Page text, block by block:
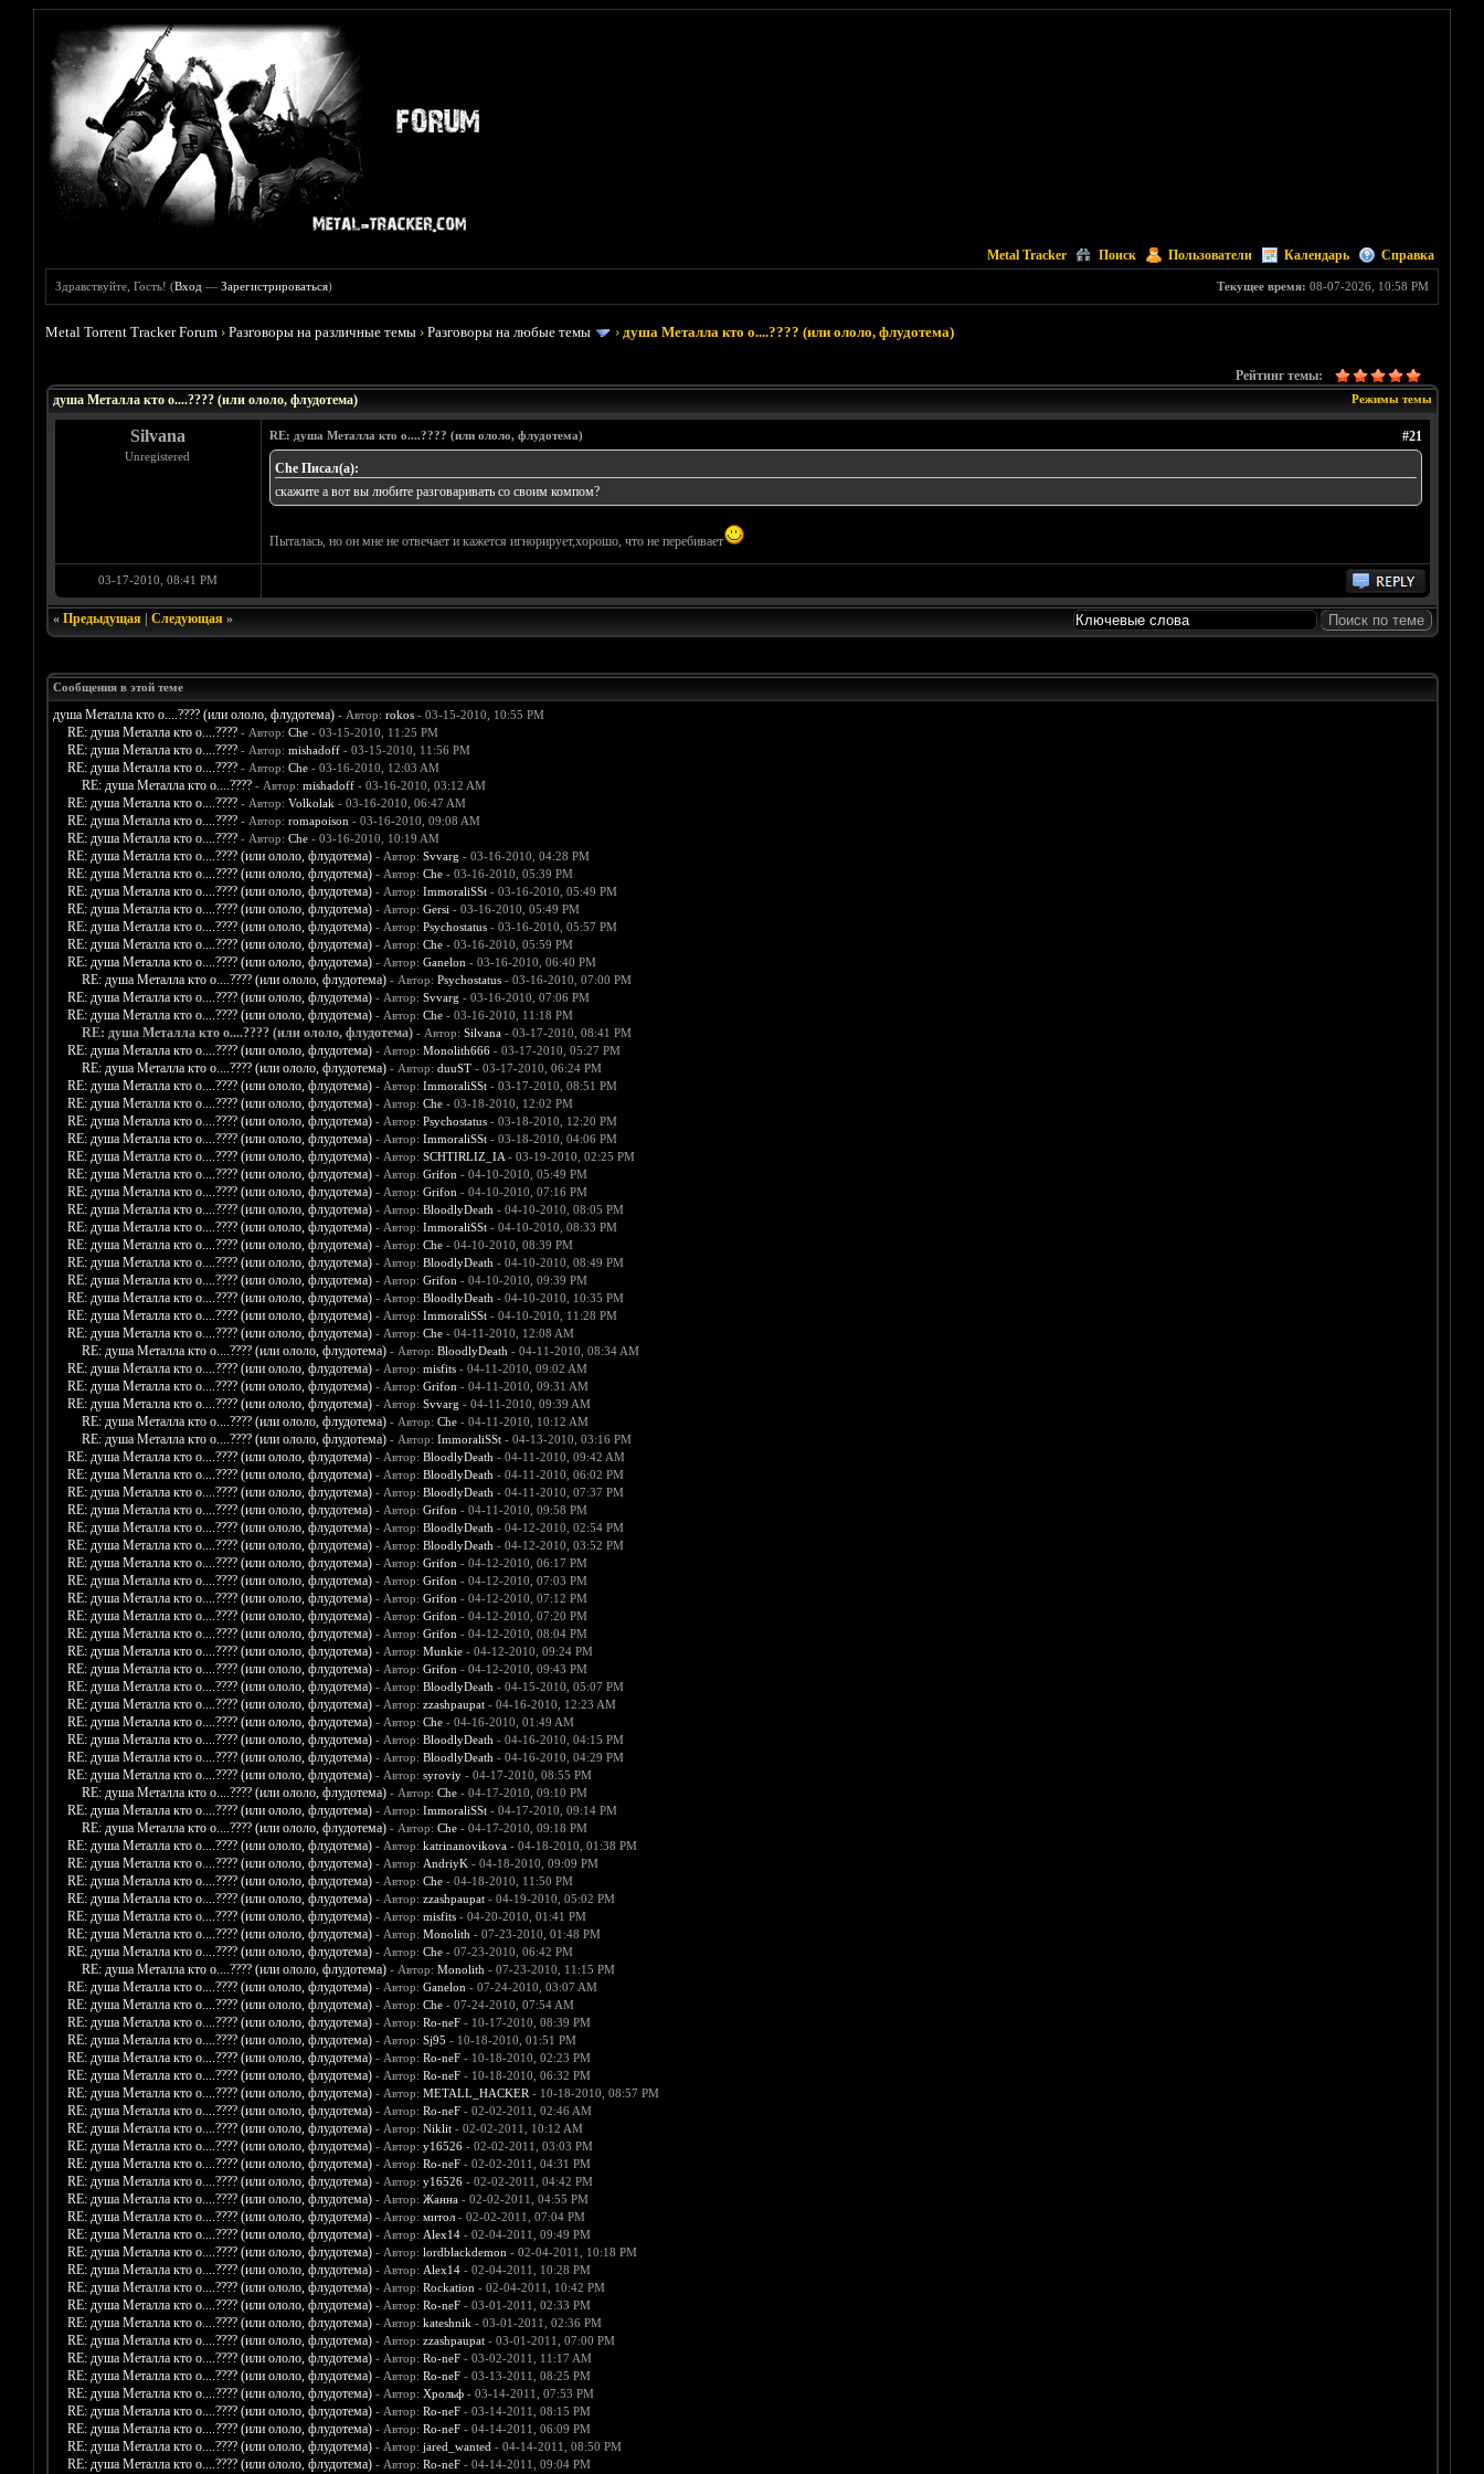
Metal Tracker Поиск Пользователи Календарь Справка
Текущее время: 08-07-2026, 10:58 PM
Здравствуйте, Гость! (Вход —Зарегистрироваться)
Metal Torrent Tracker Forum ›Разговоры на различные темы ›Разговоры на любые темы ›душа Металла кто о....???? (или ололо, флудотема)
Рейтинг темы:
Режимы темы
душа Металла кто о....???? (или ололо, флудотема)
Silvana
Unregistered
#21
RE: душа Металла кто о....???? (или ололо, флудотема)
Che Писал(а):
скажите а вот вы любите разговаривать со своим компом?
Пыталась, но он мне не отвечает и кажется игнорирует,хорошо, что не перебивает
03-17-2010, 08:41 PM
« Предыдущая| Следующая»
Сообщения в этой теме
душа Металла кто о....???? (или ололо, флудотема) - Автор: rokos- 03-15-2010, 10:55 PM
RE: душа Металла кто о....???? - Автор: Che- 03-15-2010, 11:25 PM
RE: душа Металла кто о....???? - Автор: mishadoff- 03-15-2010, 11:56 PM
RE: душа Металла кто о....???? - Автор: Che- 03-16-2010, 12:03 AM
RE: душа Металла кто о....???? - Автор: mishadoff- 03-16-2010, 03:12 AM
RE: душа Металла кто о....???? - Автор: Volkolak - 03-16-2010, 06:47 AM
RE: душа Металла кто о....???? - Автор: romapoison - 03-16-2010, 09:08 AM
RE: душа Металла кто о....???? - Автор: Che- 03-16-2010, 10:19 AM
RE: душа Металла кто о....???? (или ололо, флудотема) - Автор: Svvarg - 03-16-2010, 04:28 PM
RE: душа Металла кто о....???? (или ололо, флудотема) - Автор: Che- 03-16-2010, 05:39 PM
RE: душа Металла кто о....???? (или ололо, флудотема) - Автор: ImmoraliSSt- 03-16-2010, 05:49 PM
RE: душа Металла кто о....???? (или ололо, флудотема) - Автор: Gersi - 03-16-2010, 05:49 PM
RE: душа Металла кто о....???? (или ололо, флудотема) - Автор: Psychostatus- 03-16-2010, 05:57 PM
RE: душа Металла кто о....???? (или ололо, флудотема) - Автор: Che- 03-16-2010, 05:59 PM
RE: душа Металла кто о....???? (или ололо, флудотема) - Автор: Ganelon - 03-16-2010, 06:40 PM
RE: душа Металла кто о....???? (или ололо, флудотема) - Автор: Psychostatus- 03-16-2010, 07:00 PM
RE: душа Металла кто о....???? (или ололо, флудотема) - Автор: Svvarg - 03-16-2010, 07:06 PM
RE: душа Металла кто о....???? (или ололо, флудотема) - Автор: Che- 03-16-2010, 11:18 PM
RE: душа Металла кто о....???? (или ололо, флудотема) - Автор: Silvana- 03-17-2010, 08:41 PM
RE: душа Металла кто о....???? (или ололо, флудотема) - Автор: Monolith666- 03-17-2010, 05:27 PM
RE: душа Металла кто о....???? (или ололо, флудотема) - Автор: duuST- 03-17-2010, 06:24 PM
RE: душа Металла кто о....???? (или ололо, флудотема) - Автор: ImmoraliSSt- 03-17-2010, 08:51 PM
RE: душа Металла кто о....???? (или ололо, флудотема) - Автор: Che- 03-18-2010, 12:02 PM
RE: душа Металла кто о....???? (или ололо, флудотема) - Автор: Psychostatus- 03-18-2010, 12:20 PM
RE: душа Металла кто о....???? (или ололо, флудотема) - Автор: ImmoraliSSt- 03-18-2010, 04:06 PM
RE: душа Металла кто о....???? (или ололо, флудотема) - Автор: SCHTIRLIZ_IA- 03-19-2010, 02:25 PM
RE: душа Металла кто о....???? (или ололо, флудотема) - Автор: Grifon - 04-10-2010, 05:49 PM
RE: душа Металла кто о....???? (или ололо, флудотема) - Автор: Grifon - 04-10-2010, 07:16 PM
RE: душа Металла кто о....???? (или ололо, флудотема) - Автор: BloodlyDeath - 04-10-2010, 08:05 PM
RE: душа Металла кто о....???? (или ололо, флудотема) - Автор: ImmoraliSSt- 04-10-2010, 08:33 PM
RE: душа Металла кто о....???? (или ололо, флудотема) - Автор: Che- 04-10-2010, 08:39 PM
RE: душа Металла кто о....???? (или ололо, флудотема) - Автор: BloodlyDeath - 04-10-2010, 08:49 PM
RE: душа Металла кто о....???? (или ололо, флудотема) - Автор: Grifon - 04-10-2010, 09:39 PM
RE: душа Металла кто о....???? (или ололо, флудотема) - Автор: BloodlyDeath - 04-10-2010, 10:35 PM
RE: душа Металла кто о....???? (или ололо, флудотема) - Автор: ImmoraliSSt- 04-10-2010, 11:28 PM
RE: душа Металла кто о....???? (или ололо, флудотема) - Автор: Che- 04-11-2010, 12:08 AM
RE: душа Металла кто о....???? (или ололо, флудотема) - Автор: BloodlyDeath - 04-11-2010, 08:34 AM
RE: душа Металла кто о....???? (или ололо, флудотема) - Автор: misfits- 04-11-2010, 09:02 AM
RE: душа Металла кто о....???? (или ололо, флудотема) - Автор: Grifon - 04-11-2010, 09:31 AM
RE: душа Металла кто о....???? (или ололо, флудотема) - Автор: Svvarg - 04-11-2010, 09:39 AM
RE: душа Металла кто о....???? (или ололо, флудотема) - Автор: Che- 04-11-2010, 10:12 AM
RE: душа Металла кто о....???? (или ололо, флудотема) - Автор: ImmoraliSSt- 04-13-2010, 03:16 PM
RE: душа Металла кто о....???? (или ололо, флудотема) - Автор: BloodlyDeath - 04-11-2010, 09:42 AM
RE: душа Металла кто о....???? (или ололо, флудотема) - Автор: BloodlyDeath - 04-11-2010, 06:02 PM
RE: душа Металла кто о....???? (или ололо, флудотема) - Автор: BloodlyDeath - 04-11-2010, 07:37 PM
RE: душа Металла кто о....???? (или ололо, флудотема) - Автор: Grifon - 04-11-2010, 09:58 PM
RE: душа Металла кто о....???? (или ололо, флудотема) - Автор: BloodlyDeath - 04-12-2010, 02:54 PM
RE: душа Металла кто о....???? (или ололо, флудотема) - Автор: BloodlyDeath - 04-12-2010, 03:52 PM
RE: душа Металла кто о....???? (или ололо, флудотема) - Автор: Grifon - 04-12-2010, 06:17 PM
RE: душа Металла кто о....???? (или ололо, флудотема) - Автор: Grifon - 04-12-2010, 07:03 PM
RE: душа Металла кто о....???? (или ололо, флудотема) - Автор: Grifon - 04-12-2010, 07:12 PM
RE: душа Металла кто о....???? (или ололо, флудотема) - Автор: Grifon - 04-12-2010, 07:20 PM
RE: душа Металла кто о....???? (или ололо, флудотема) - Автор: Grifon - 04-12-2010, 08:04 PM
RE: душа Металла кто о....???? (или ололо, флудотема) - Автор: Munkie- 04-12-2010, 09:24 PM
RE: душа Металла кто о....???? (или ололо, флудотема) - Автор: Grifon - 04-12-2010, 09:43 PM
RE: душа Металла кто о....???? (или ололо, флудотема) - Автор: BloodlyDeath - 04-15-2010, 05:07 PM
RE: душа Металла кто о....???? (или ололо, флудотема) - Автор: zzashpaupat- 04-16-2010, 12:23 AM
RE: душа Металла кто о....???? (или ололо, флудотема) - Автор: Che- 04-16-2010, 01:49 AM
RE: душа Металла кто о....???? (или ололо, флудотема) - Автор: BloodlyDeath - 04-16-2010, 04:15 PM
RE: душа Металла кто о....???? (или ололо, флудотема) - Автор: BloodlyDeath - 04-16-2010, 04:29 PM
RE: душа Металла кто о....???? (или ололо, флудотема) - Автор: syroviy- 04-17-2010, 08:55 PM
RE: душа Металла кто о....???? (или ололо, флудотема) - Автор: Che- 04-17-2010, 09:10 PM
RE: душа Металла кто о....???? (или ололо, флудотема) - Автор: ImmoraliSSt- 04-17-2010, 09:14 PM
RE: душа Металла кто о....???? (или ололо, флудотема) - Автор: Che- 04-17-2010, 09:18 PM
RE: душа Металла кто о....???? (или ололо, флудотема) - Автор: katrinanovikova- 04-18-2010, 01:38 PM
RE: душа Металла кто о....???? (или ололо, флудотема) - Автор: AndriyK- 04-18-2010, 09:09 PM
RE: душа Металла кто о....???? (или ололо, флудотема) - Автор: Che- 04-18-2010, 11:50 PM
RE: душа Металла кто о....???? (или ололо, флудотема) - Автор: zzashpaupat- 04-19-2010, 05:02 PM
RE: душа Металла кто о....???? (или ололо, флудотема) - Автор: misfits- 04-20-2010, 01:41 PM
RE: душа Металла кто о....???? (или ололо, флудотема) - Автор: Monolith - 07-23-2010, 01:48 PM
RE: душа Металла кто о....???? (или ололо, флудотема) - Автор: Che- 07-23-2010, 06:42 PM
RE: душа Металла кто о....???? (или ололо, флудотема) - Автор: Monolith - 07-23-2010, 11:15 PM
RE: душа Металла кто о....???? (или ололо, флудотема) - Автор: Ganelon - 07-24-2010, 03:07 AM
RE: душа Металла кто о....???? (или ололо, флудотема) - Автор: Che- 07-24-2010, 07:54 AM
RE: душа Металла кто о....???? (или ололо, флудотема) - Автор: Ro-neF- 10-17-2010, 08:39 PM
RE: душа Металла кто о....???? (или ололо, флудотема) - Автор: Sj95 - 10-18-2010, 01:51 PM
RE: душа Металла кто о....???? (или ололо, флудотема) - Автор: Ro-neF- 10-18-2010, 02:23 PM
RE: душа Металла кто о....???? (или ололо, флудотема) - Автор: Ro-neF- 10-18-2010, 06:32 PM
RE: душа Металла кто о....???? (или ололо, флудотема) - Автор: METALL_HACKER - 10-18-2010, 08:57 PM
RE: душа Металла кто о....???? (или ололо, флудотема) - Автор: Ro-neF- 02-02-2011, 02:46 AM
RE: душа Металла кто о....???? (или ололо, флудотема) - Автор: Niklit- 02-02-2011, 10:12 AM
RE: душа Металла кто о....???? (или ололо, флудотема) - Автор: y16526- 02-02-2011, 03:03 PM
RE: душа Металла кто о....???? (или ололо, флудотема) - Автор: Ro-neF- 02-02-2011, 04:31 PM
RE: душа Металла кто о....???? (или ололо, флудотема) - Автор: y16526- 02-02-2011, 04:42 PM
RE: душа Металла кто о....???? (или ололо, флудотема) - Автор: Жанна- 02-02-2011, 04:55 PM
RE: душа Металла кто о....???? (или ололо, флудотема) - Автор: митол- 02-02-2011, 07:04 PM
RE: душа Металла кто о....???? (или ололо, флудотема) - Автор: Alex14- 02-04-2011, 09:49 PM
RE: душа Металла кто о....???? (или ололо, флудотема) - Автор: lordblackdemon - 02-04-2011, 10:18 PM
RE: душа Металла кто о....???? (или ололо, флудотема) - Автор: Alex14- 02-04-2011, 10:28 PM
RE: душа Металла кто о....???? (или ололо, флудотема) - Автор: Rockation - 02-04-2011, 10:42 PM
RE: душа Металла кто о....???? (или ололо, флудотема) - Автор: Ro-neF- 03-01-2011, 02:33 PM
RE: душа Металла кто о....???? (или ололо, флудотема) - Автор: kateshnik - 03-01-2011, 02:36 PM
RE: душа Металла кто о....???? (или ололо, флудотема) - Автор: zzashpaupat- 03-01-2011, 07:00 PM
RE: душа Металла кто о....???? (или ололо, флудотема) - Автор: Ro-neF- 03-02-2011, 11:17 AM
RE: душа Металла кто о....???? (или ололо, флудотема) - Автор: Ro-neF- 03-13-2011, 08:25 PM
RE: душа Металла кто о....???? (или ололо, флудотема) - Автор: Хрольф- 03-14-2011, 07:53 PM
RE: душа Металла кто о....???? (или ололо, флудотема) - Автор: Ro-neF- 03-14-2011, 08:15 PM
RE: душа Металла кто о....???? (или ололо, флудотема) - Автор: Ro-neF- 04-14-2011, 06:09 PM
RE: душа Металла кто о....???? (или ололо, флудотема) - Автор: jared_wanted - 04-14-2011, 08:50 PM
RE: душа Металла кто о....???? (или ололо, флудотема) - Автор: Ro-neF- 04-14-2011, 09:04 PM